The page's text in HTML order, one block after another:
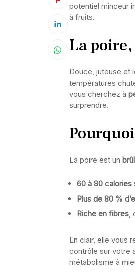
potentiel minceur
à fruits.
La
Douce, juteuse et
températures
vous cherchez à
surprendre.
La poire est un
60 à 80 calories
Plus de 80 %
Riche en fibres,
En clair, elle vous
contrôle sur votre
métabolisme à